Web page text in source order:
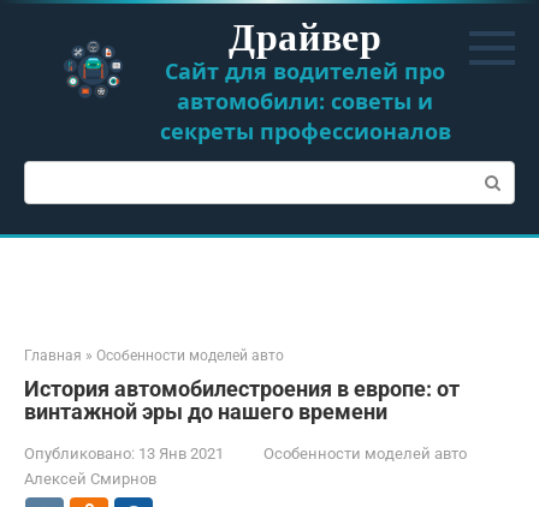
Перейти
контенту
Драйвер
Сайт для водителей про
автомобили: советы и
секреты профессионалов
Поиск:
Главная » Особенности моделей авто
История автомобилестроения в европе: от
винтажной эры до нашего времени
Опубликовано: 13 Янв 2021
Особенности моделей авто
Алексей Смирнов